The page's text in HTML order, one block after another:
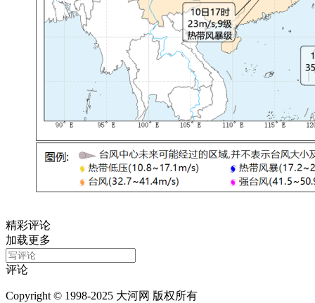
精彩评论
加载更多
评论
Copyright © 1998-2025 大河网 版权所有